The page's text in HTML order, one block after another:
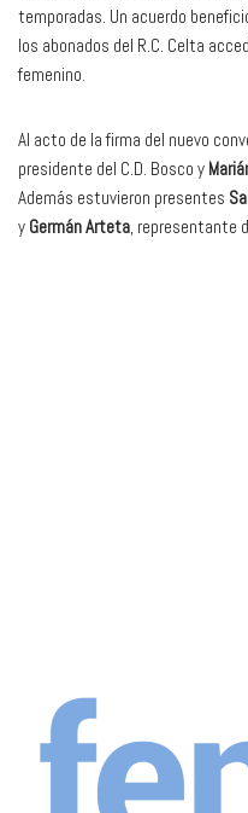
temporadas. Un acuerdo
los abonados del R.C. Celta
femenino.
Al acto de la firma del nuevo
presidente del C.D. Bosco y
Además estuvieron presentes
y Germán Arteta , representante